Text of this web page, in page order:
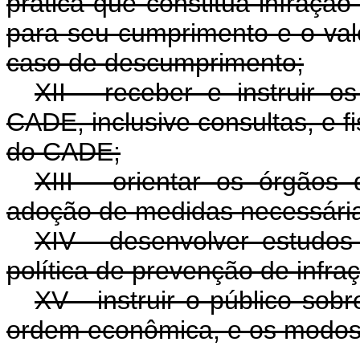
para seu cumprimento e o
caso de descumprimento;
XII - receber e instruir
CADE, inclusive consultas, e
do CADE;
XIII - orientar os órgãos
adoção de medidas
XIV - desenvolver
política de prevenção de
XV - instruir o público
ordem econômica, e os